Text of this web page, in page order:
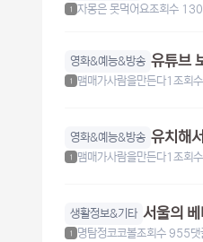
1 자몽은 못먹어요조회수
영화&예능&방송 유튜브
1 맴매가사람을만든다1 조회
영화&예능&방송 유치해
1 맴매가사람을만든다1 조회
생활정보&기타 서울의
1 명탐정코코볼조회수 955